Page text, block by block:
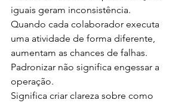
iguais geram inconsistência.
Quando cada colaborador executa
uma atividade de forma diferente,
aumentam as chances de falhas.
Padronizar não significa engessar a
operação.
Significa criar clareza sobre como